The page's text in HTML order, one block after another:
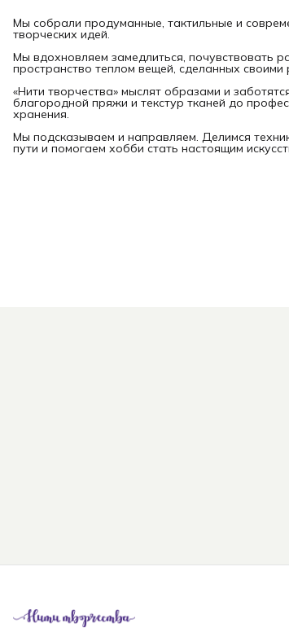
Мы собрали продуманные, тактильные и
творческих идей.
Мы вдохновляем замедлиться, почувствовать
пространство теплом вещей, сделанных своими
«Нити творчества» мыслят образами и
благородной пряжи и текстур тканей до
хранения.
Мы подсказываем и направляем. Делимся
пути и помогаем хобби стать настоящим